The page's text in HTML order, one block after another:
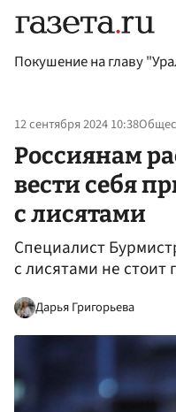
Покушение на главу
12 сентября 2024 10:38
Россиянам
вести себя
с лисятами
Специалист
с лисятами не стоит
Дарья Григорьева